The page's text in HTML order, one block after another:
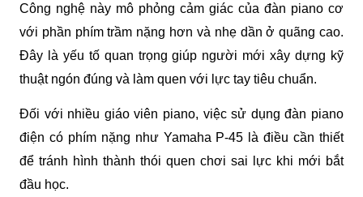
Công nghệ này mô phỏng cảm giác của đàn piano cơ
với phần phím trầm nặng hơn và nhẹ dần ở quãng cao.
Đây là yếu tố quan trọng giúp người mới xây dựng kỹ
thuật ngón đúng và làm quen với lực tay tiêu chuẩn.
Đối với nhiều giáo viên piano, việc sử dụng đàn piano
điện có phím nặng như Yamaha P-45 là điều cần thiết
để tránh hình thành thói quen chơi sai lực khi mới bắt
đầu học.